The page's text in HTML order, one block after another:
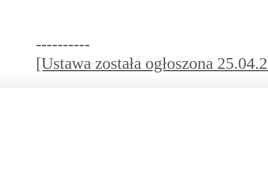
----------
[Ustawa została ogłoszona